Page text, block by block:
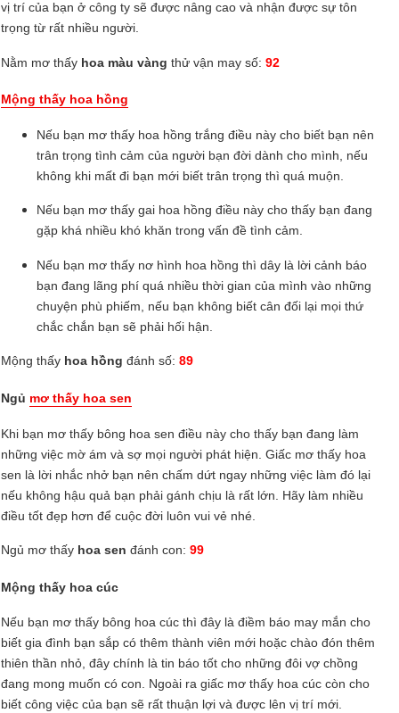
vị trí của bạn ở công ty sẽ được nâng cao và nhận được sự tôn
trọng từ rất nhiều người.
Nằm mơ thấy hoa màu vàng thử vận may số: 92
Mộng thấy hoa hồng
Nếu bạn mơ thấy hoa hồng trắng điều này cho biết bạn nên
trân trọng tình cảm của người bạn đời dành cho mình, nếu
không khi mất đi bạn mới biết trân trọng thì quá muộn.
Nếu bạn mơ thấy gai hoa hồng điều này cho thấy bạn đang
gặp khá nhiều khó khăn trong vấn đề tình cảm.
Nếu bạn mơ thấy nơ hình hoa hồng thì dây là lời cảnh báo
bạn đang lãng phí quá nhiều thời gian của mình vào những
chuyện phù phiếm, nếu bạn không biết cân đối lại mọi thứ
chắc chắn bạn sẽ phải hối hận.
Mộng thấy hoa hồng đánh số: 89
Ngủ mơ thấy hoa sen
Khi bạn mơ thấy bông hoa sen điều này cho thấy bạn đang làm
những việc mờ ám và sợ mọi người phát hiện. Giấc mơ thấy hoa
sen là lời nhắc nhở bạn nên chấm dứt ngay những việc làm đó lại
nếu không hậu quả bạn phải gánh chịu là rất lớn. Hãy làm nhiều
điều tốt đẹp hơn để cuộc đời luôn vui vẻ nhé.
Ngủ mơ thấy hoa sen đánh con: 99
Mộng thấy hoa cúc
Nếu bạn mơ thấy bông hoa cúc thì đây là điềm báo may mắn cho
biết gia đình bạn sắp có thêm thành viên mới hoặc chào đón thêm
thiên thần nhỏ, đây chính là tin báo tốt cho những đôi vợ chồng
đang mong muốn có con. Ngoài ra giấc mơ thấy hoa cúc còn cho
biết công việc của bạn sẽ rất thuận lợi và được lên vị trí mới.